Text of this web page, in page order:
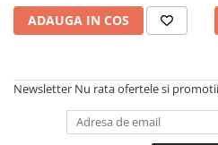
Cuburi din hartie
Etichete adezive
Role pentru case de marcat
ADAUGA IN COS
Newsletter Nu rata ofertele si